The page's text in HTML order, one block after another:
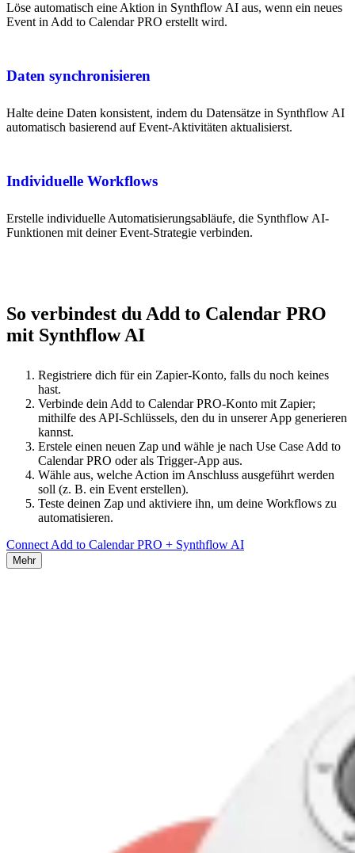
Löse automatisch eine Aktion in Synthflow AI aus, wenn ein neues
Event in Add to Calendar PRO erstellt wird.
Daten synchronisieren
Halte deine Daten konsistent, indem du Datensätze in Synthflow AI
automatisch basierend auf Event-Aktivitäten aktualisierst.
Individuelle Workflows
Erstelle individuelle Automatisierungsabläufe, die Synthflow AI-
Funktionen mit deiner Event-Strategie verbinden.
So verbindest du Add to Calendar PRO
mit Synthflow AI
Registriere dich für ein Zapier-Konto, falls du noch keines
hast.
Verbinde dein Add to Calendar PRO-Konto mit Zapier;
mithilfe des API-Schlüssels, den du in unserer App generieren
kannst.
Erstele einen neuen Zap und wähle je nach Use Case Add to
Calendar PRO oder als Trigger-App aus.
Wähle aus, welche Action im Anschluss ausgeführt werden
soll (z. B. ein Event erstellen).
Teste deinen Zap und aktiviere ihn, um deine Workflows zu
automatisieren.
Connect Add to Calendar PRO + Synthflow AI
Mehr